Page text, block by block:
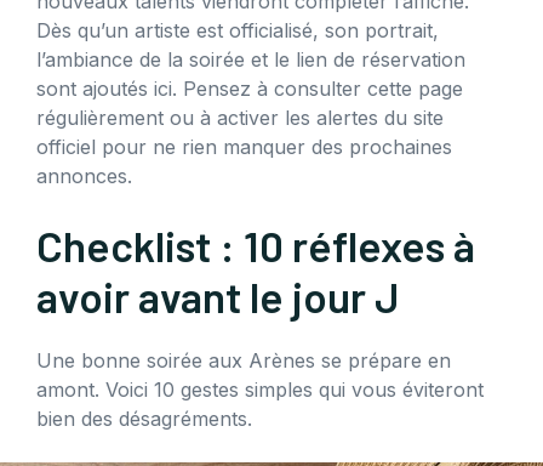
Dès qu’un artiste est officialisé, son portrait,
l’ambiance de la soirée et le lien de réservation
sont ajoutés ici. Pensez à consulter cette page
régulièrement ou à activer les alertes du site
officiel pour ne rien manquer des prochaines
annonces.
Checklist : 10 réflexes à
avoir avant le jour J
Une bonne soirée aux Arènes se prépare en
amont. Voici 10 gestes simples qui vous éviteront
bien des désagréments.